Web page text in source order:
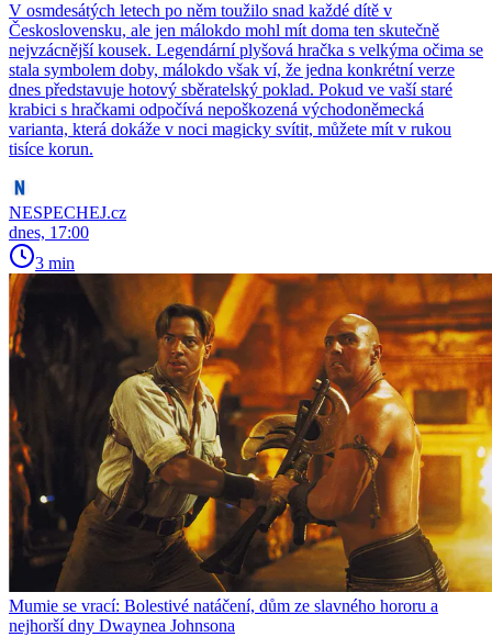
V osmdesátých letech po něm toužilo snad každé dítě v
Československu, ale jen málokdo mohl mít doma ten skutečně
nejvzácnější kousek. Legendární plyšová hračka s velkýma očima se
stala symbolem doby, málokdo však ví, že jedna konkrétní verze
dnes představuje hotový sběratelský poklad. Pokud ve vaší staré
krabici s hračkami odpočívá nepoškozená východoněmecká
varianta, která dokáže v noci magicky svítit, můžete mít v rukou
tisíce korun.
NESPECHEJ.cz
dnes, 17:00
3 min
Mumie se vrací: Bolestivé natáčení, dům ze slavného hororu a
nejhorší dny Dwaynea Johnsona